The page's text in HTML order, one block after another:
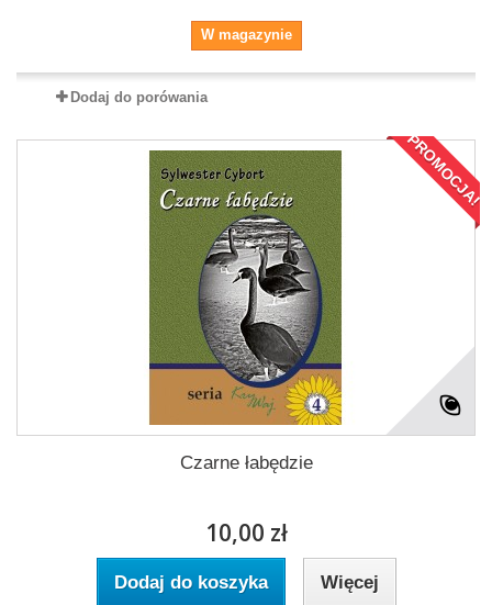
W magazynie
Dodaj do porówania
PROMOCJA!
Czarne łabędzie
10,00 zł
Dodaj do koszyka Więcej